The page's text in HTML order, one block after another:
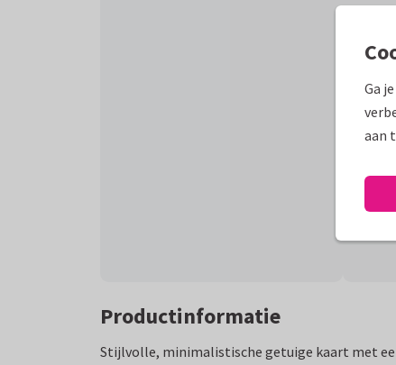
Productinformatie
Stijlvolle, minimalistische getuige kaart met
Ga
aan